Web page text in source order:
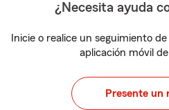
¿Necesita ayuda
Inicie o realice un seguimiento
aplicación móvil
Presente un